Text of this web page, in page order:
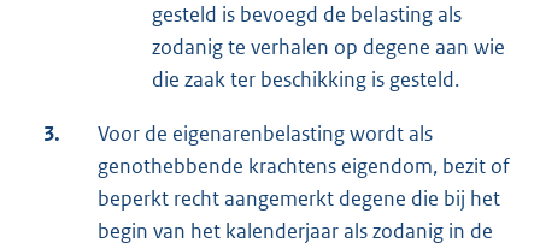
gesteld is bevoegd de belasting als
zodanig te verhalen op degene aan wie
die zaak ter beschikking is gesteld.
3.
Voor de eigenarenbelasting wordt als
genothebbende krachtens eigendom, bezit of
beperkt recht aangemerkt degene die bij het
begin van het kalenderjaar als zodanig in de